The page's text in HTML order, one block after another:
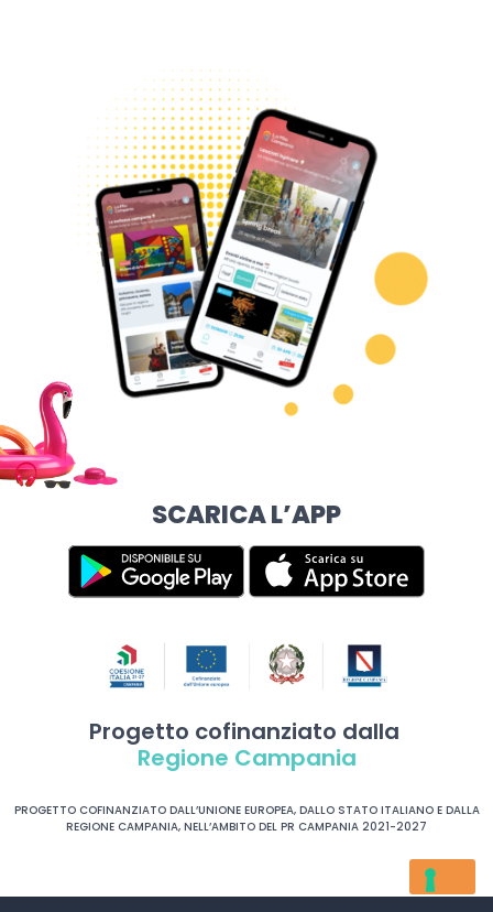
SCARICA L’APP
Progetto cofinanziato dalla
Regione Campania
PROGETTO COFINANZIATO DALL’UNIONE EUROPEA, DALLO STATO ITALIANO E DALLA
REGIONE CAMPANIA, NELL’AMBITO DEL PR CAMPANIA 2021-2027